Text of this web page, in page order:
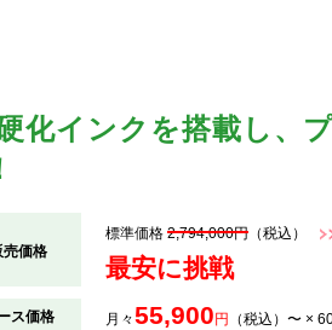
化インクを搭載し、
売価格
標準価格 2,794,000円 （税込）
最安に挑戦
ス価格 月々55,900 円 （税込）〜 ×